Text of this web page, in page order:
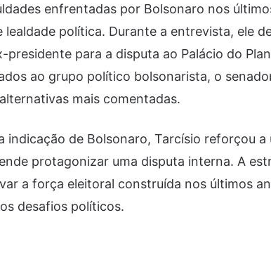
enfrentadas por Bolsonaro nos
política. Durante a entrevista, ele
presidente para a disputa ao Palácio do
ao grupo político bolsonarista, o
mais comentadas.
indicação de Bolsonaro, Tarcísio reforçou
protagonizar uma disputa interna. A
a força eleitoral construída nos últimos
desafios políticos.